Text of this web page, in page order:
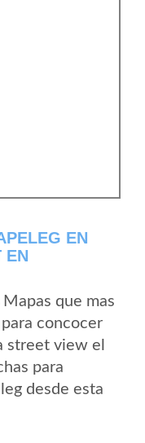
EN
EN
que mas
concocer
street view el
para
desde esta